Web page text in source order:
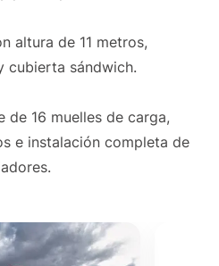
altura de 11 metros,
cubierta sándwich.
de 16 muelles de carga,
e instalación completa de